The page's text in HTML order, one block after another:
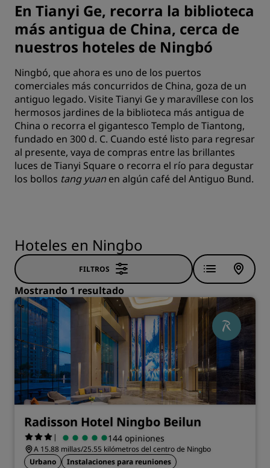
En Tianyi Ge, recorra la biblioteca
más antigua de China, cerca de
nuestros hoteles de Ningbó
Ningbó, que ahora es uno de los puertos
comerciales más concurridos de China, goza de un
antiguo legado. Visite Tianyi Ge y maravíllese con los
hermosos jardines de la biblioteca más antigua de
China o recorra el gigantesco Templo de Tiantong,
fundado en 300 d. C. Cuando esté listo para regresar
al presente, vaya de compras entre las brillantes
luces de Tianyi Square o recorra el río para degustar
los bollos tang yuan en algún café del Antiguo Bund.
Hoteles en Ningbo
FILTROS
Mostrando 1 resultado
Radisson Hotel Ningbo Beilun
| 144 opiniones
A 15.88 millas/25.55 kilómetros del centro de Ningbo
Urbano
Instalaciones para reuniones